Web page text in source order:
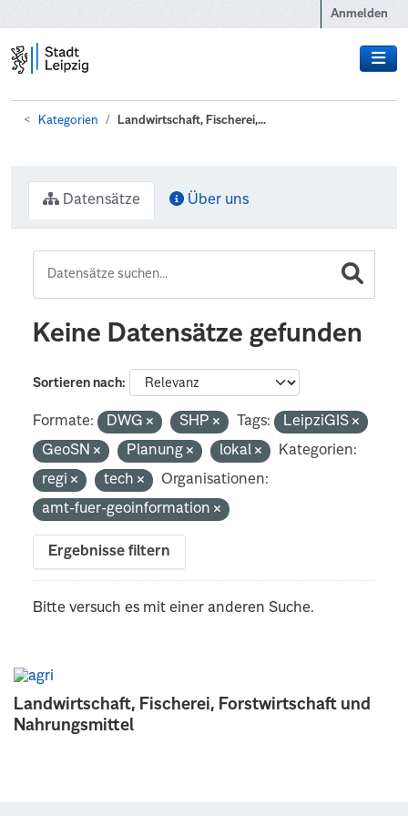
Anmelden
Kategorien Landwirtschaft, Fischerei,...
Landwirtschaft, Fischerei, Forstwirtschaft und
Nahrungsmittel
Datensätze Über uns
Keine Datensätze gefunden
Sortieren nach
Formate: DWG SHP Tags:
LeipziGIS
GeoSN
Planung lokal
Kategorien:
regi
tech
Organisationen:
amt-fuer-geoinformation
Ergebnisse filtern
Bitte versuch es mit einer anderen Suche.